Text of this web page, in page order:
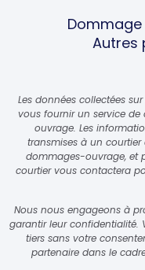
Autres
Les données collectées
vous fournir un service
ouvrage. Les
transmises à un courtier
dommages-ouvrage, et
courtier vous contactera
Nous nous engageons à
garantir leur confidentialité.
tiers sans votre
partenaire dans le